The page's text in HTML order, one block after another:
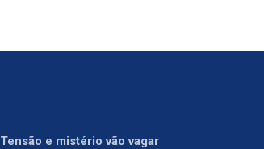
Tensão e mistério vão vagar